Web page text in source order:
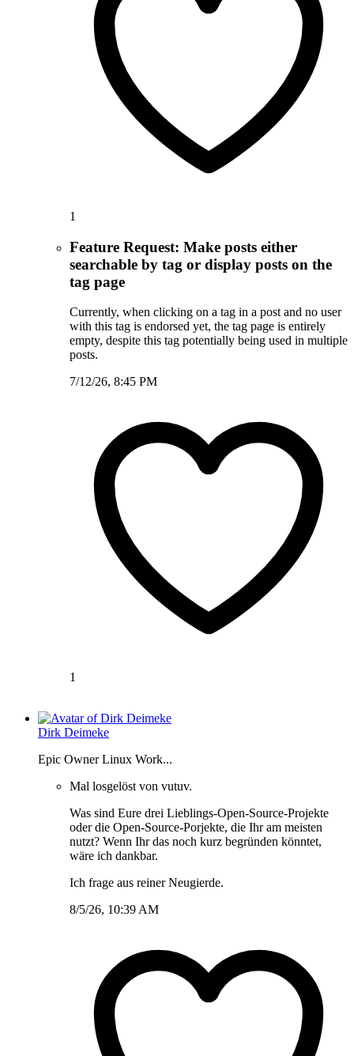
1
Feature Request: Make posts either
searchable by tag or display posts on the
tag page
Currently, when clicking on a tag in a post and no user
with this tag is endorsed yet, the tag page is entirely
empty, despite this tag potentially being used in multiple
posts.
7/12/26, 8:45 PM
1
Dirk Deimeke
Epic Owner Linux Work...
Mal losgelöst von vutuv.
Was sind Eure drei Lieblings-Open-Source-Projekte
oder die Open-Source-Porjekte, die Ihr am meisten
nutzt? Wenn Ihr das noch kurz begründen könntet,
wäre ich dankbar.
Ich frage aus reiner Neugierde.
8/5/26, 10:39 AM